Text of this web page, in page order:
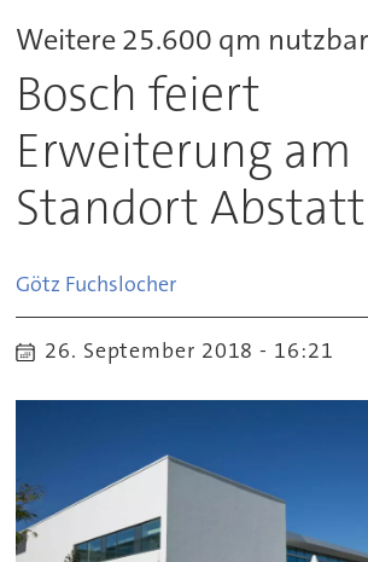
Weitere 25.600 qm
Bosch feiert
Erweiterung am
Standort Abstatt
Götz Fuchslocher
26. September 2018 - 16:21